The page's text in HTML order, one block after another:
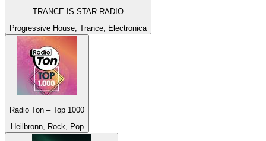
TRANCE IS STAR RADIO
Progressive House, Trance, Electronica
Radio Ton – Top 1000
Heilbronn, Rock, Pop